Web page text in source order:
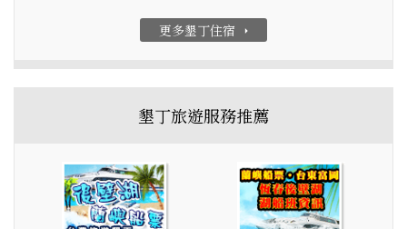
更多墾丁住宿 arrow_right
墾丁旅遊服務推薦